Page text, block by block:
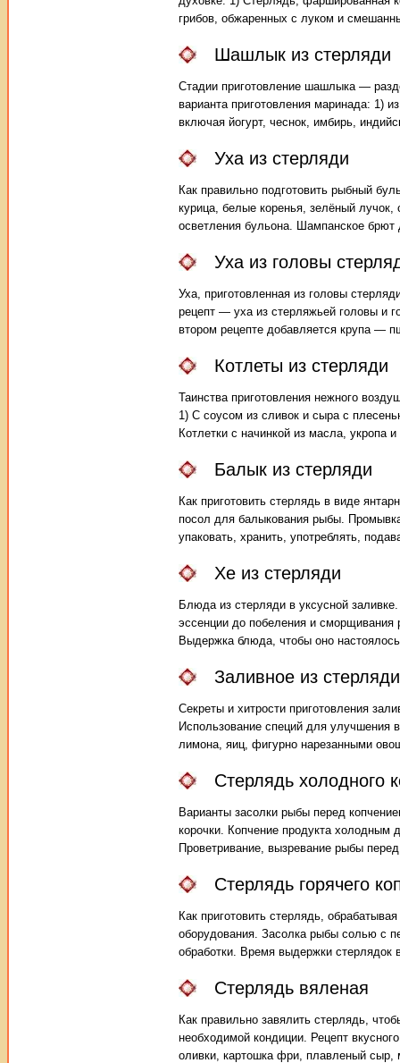
грибов, обжаренных с луком и
Шашлык из стерляди
Стадии приготовление шашлыка —
варианта приготовления маринада: 1)
включая йогурт, чеснок, имбирь,
Уха из стерляди
Как правильно подготовить рыбный
курица, белые коренья, зелёный
осветления бульона. Шампанское брют
Уха из головы
Уха, приготовленная из головы
рецепт — уха из стерляжьей головы и
втором рецепте добавляется крупа —
Котлеты из стерляди
Таинства приготовления нежного
1) С соусом из сливок и сыра с
Котлетки с начинкой из масла, укропа
Балык из стерляди
Как приготовить стерлядь в виде
посол для балыкования рыбы.
упаковать, хранить, употреблять,
Хе из стерляди
Блюда из стерляди в уксусной
эссенции до побеления и
Выдержка блюда, чтобы оно
Заливное из стерляди
Секреты и хитрости приготовления
Использование специй для улучшения
лимона, яиц, фигурно нарезанными
Стерлядь холодного
Варианты засолки рыбы перед
корочки. Копчение продукта
Проветривание, вызревание рыбы
Стерлядь горячего
Как приготовить стерлядь,
оборудования. Засолка рыбы солью с
обработки. Время выдержки стерлядок
Стерлядь вяленая
Как правильно завялить стерлядь,
необходимой кондиции. Рецепт
оливки, картошка фри, плавленый сыр,